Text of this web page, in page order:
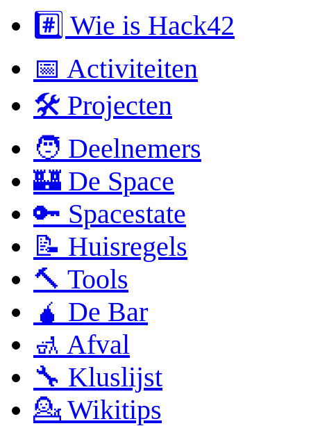
#️⃣ Wie is Hack42
📅 Activiteiten
🛠 Projecten
🧑 Deelnemers
🏰 De Space
🔑 Spacestate
📝 Huisregels
🔨 Tools
🧉 De Bar
🚮 Afval
🔧 Kluslijst
💁 Wikitips